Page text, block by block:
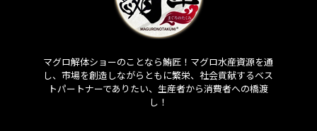
マグロ解体ショーのことなら鮪匠！マグロ水産資源を通
し、市場を創造しながらともに繁栄、社会貢献するベス
トパートナーでありたい、生産者から消費者への橋渡
し！